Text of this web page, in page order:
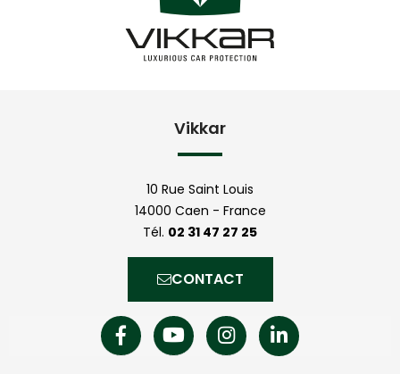
Vikkar
10 Rue Saint Louis
14000 Caen - France
Tél. 02 31 47 27 25
CONTACT